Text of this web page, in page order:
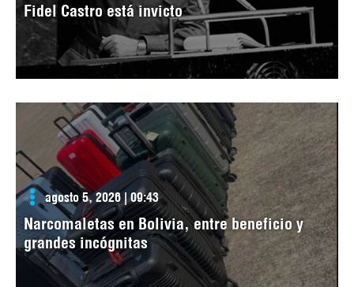
Fidel Castro está invicto
agosto 5, 2026 | 09:43
Narcomaletas en Bolivia, entre beneficio y
grandes incógnitas